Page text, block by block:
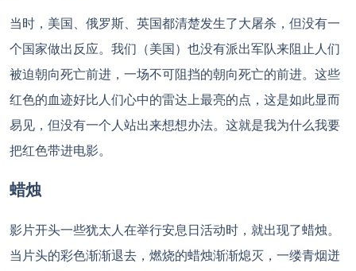
当时，美国、俄罗斯、英国都清楚发生了大屠杀，但没有一
个国家做出反应。我们（美国）也没有派出军队来阻止人们
被迫朝向死亡前进，一场不可阻挡的朝向死亡的前进。这些
红色的血迹好比人们心中的雷达上最亮的点，这是如此显而
易见，但没有一个人站出来想想办法。这就是我为什么我要
把红色带进电影。
蜡烛
影片开头一些犹太人在举行安息日活动时，就出现了蜡烛。
当片头的彩色渐渐退去，燃烧的蜡烛渐渐熄灭，一缕青烟迸